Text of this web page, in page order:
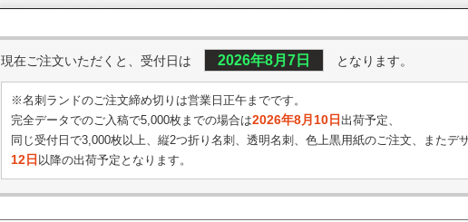
現在ご注文いただくと、受付日は 2026年8月7日 となります。
※名刺ランドのご注文締め切りは営業日正午までです。
完全データでのご入稿で5,000枚までの場合は2026年8月10日 出荷予定、
同じ受付日で3,000枚以上、縦2つ折り名刺、透明名刺、 色上黒用紙のご注文、またデ
12日 以降の出荷予定となります。